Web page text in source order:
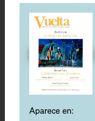
Aparece en: